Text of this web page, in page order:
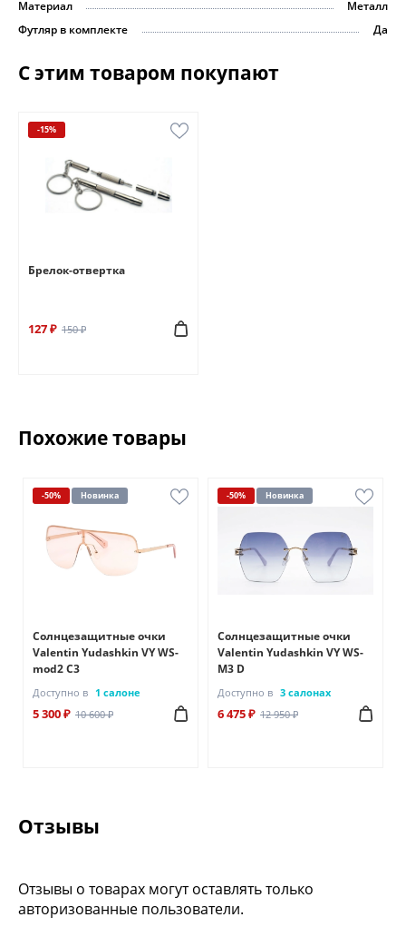
Материал
Металл
Футляр в комплекте
Да
С этим товаром покупают
-15%
Брелок-отвертка
127 ₽ 150 ₽
Похожие товары
-50% Новинка
Солнцезащитные очки
Valentin Yudashkin VY WS-
mod2 C3
Доступно в 1 салоне
5 300 ₽ 10 600 ₽
-50% Новинка
Солнцезащитные очки
Valentin Yudashkin VY WS-
M3 D
Доступно в 3 салонах
6 475 ₽ 12 950 ₽
Отзывы
Отзывы о товарах могут оставлять только
авторизованные пользователи.